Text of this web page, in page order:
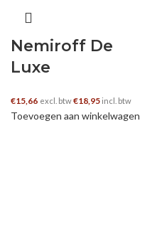
Nemiroff De
Luxe
€15,66 excl. btw€18,95 incl. btw
Toevoegen aan winkelwagen